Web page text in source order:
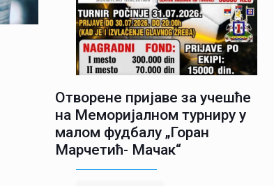
Отворене пријаве за учешће
на Меморијалном турниру у
малом фудбалу „Горан
Марчетић- Мачак“